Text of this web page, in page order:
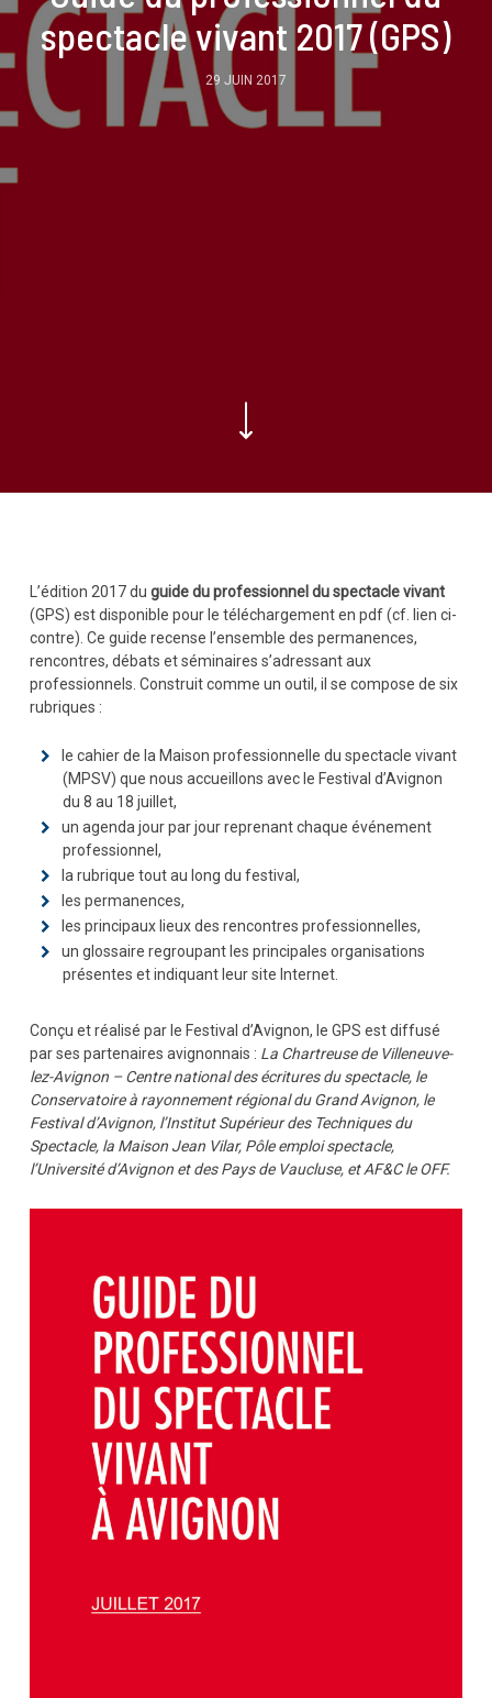
spectacle vivant 2017 (GPS)
29 JUIN 2017
L’édition 2017 du guide du professionnel du spectacle vivant
(GPS) est disponible pour le téléchargement en pdf (cf. lien ci-
contre). Ce guide recense l’ensemble des permanences,
rencontres, débats et séminaires s’adressant aux
professionnels. Construit comme un outil, il se compose de six
rubriques :
le cahier de la Maison professionnelle du spectacle vivant
(MPSV) que nous accueillons avec le Festival d’Avignon
du 8 au 18 juillet,
un agenda jour par jour reprenant chaque événement
professionnel,
la rubrique tout au long du festival,
les permanences,
les principaux lieux des rencontres professionnelles,
un glossaire regroupant les principales organisations
présentes et indiquant leur site Internet.
Conçu et réalisé par le Festival d’Avignon, le GPS est diffusé
par ses partenaires avignonnais : La Chartreuse de Villeneuve-
lez-Avignon – Centre national des écritures du spectacle, le
Conservatoire à rayonnement régional du Grand Avignon, le
Festival d’Avignon, l’Institut Supérieur des Techniques du
Spectacle, la Maison Jean Vilar, Pôle emploi spectacle,
l’Université d’Avignon et des Pays de Vaucluse, et AF&C le OFF.